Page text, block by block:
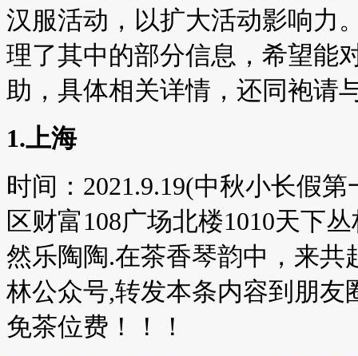
汉服活动，以扩大活动影响力
理了其中的部分信息，希望能
助，具体相关详情，还同袍请
1.上海
时间：2021.9.19(中秋小长假
区财富108广场北楼1010天下
然乐陶陶.在茶香琴韵中，来
林公众号,转发本条内容到朋
免茶位费！！！